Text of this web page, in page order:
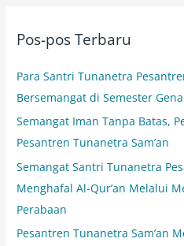
u
t
u
k
:
Pos-pos Terbaru
Para Santri Tunanetra
Bersemangat di Semester
Semangat Iman Tanpa Batas,
Pesantren Tunanetra Sam’an
Semangat Santri Tunanetra
Menghafal Al-Qur’an Melalui
Perabaan
Pesantren Tunanetra Sam’an